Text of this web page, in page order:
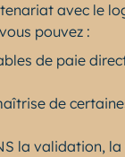
avec le
pouvez :
de paie
de
la validation,